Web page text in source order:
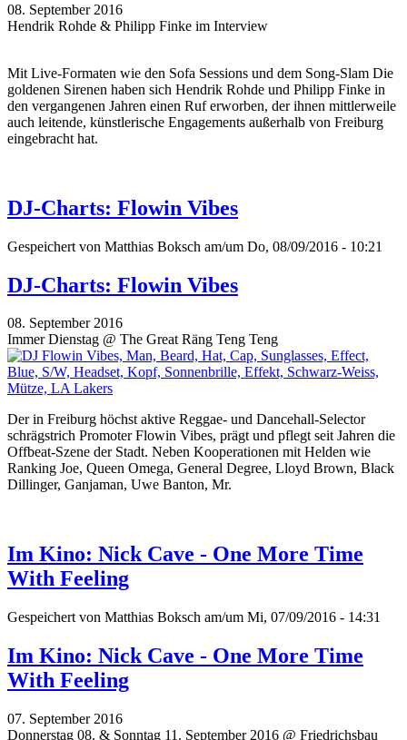
08. September 2016
Hendrik Rohde & Philipp Finke im Interview
Mit Live-Formaten wie den Sofa Sessions und dem Song-Slam Die
goldenen Sirenen haben sich Hendrik Rohde und Philipp Finke in
den vergangenen Jahren einen Ruf erworben, der ihnen mittlerweile
auch leitende, künstlerische Engagements außerhalb von Freiburg
eingebracht hat.
DJ-Charts: Flowin Vibes
Gespeichert von Matthias Boksch am/um Do, 08/09/2016 - 10:21
DJ-Charts: Flowin Vibes
08. September 2016
Immer Dienstag @ The Great Räng Teng Teng
Der in Freiburg höchst aktive Reggae- und Dancehall-Selector
schrägstrich Promoter Flowin Vibes, prägt und pflegt seit Jahren die
Offbeat-Szene der Stadt. Neben Kooperationen mit Helden wie
Ranking Joe, Queen Omega, General Degree, Lloyd Brown, Black
Dillinger, Ganjaman, Uwe Banton, Mr.
Im Kino: Nick Cave - One More Time
With Feeling
Gespeichert von Matthias Boksch am/um Mi, 07/09/2016 - 14:31
Im Kino: Nick Cave - One More Time
With Feeling
07. September 2016
Donnerstag 08. & Sonntag 11. September 2016 @ Friedrichsbau